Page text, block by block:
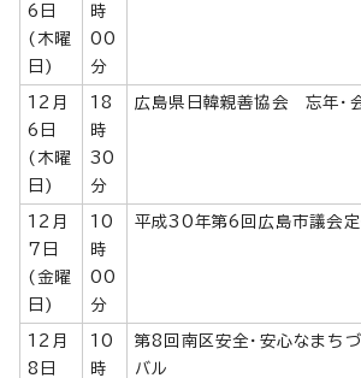
6日
(木曜
日)
時
00
分
12月
6日
(木曜
日)
18
時
30
分
広島県日韓親善協会 忘年・
12月
7日
(金曜
日)
10
時
00
分
平成30年第6回広島市議会
12月
8日
10
時
第8回南区安全・安心なまちづ
バル